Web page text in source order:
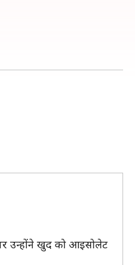
उन्होंने खुद को आइसोलेट